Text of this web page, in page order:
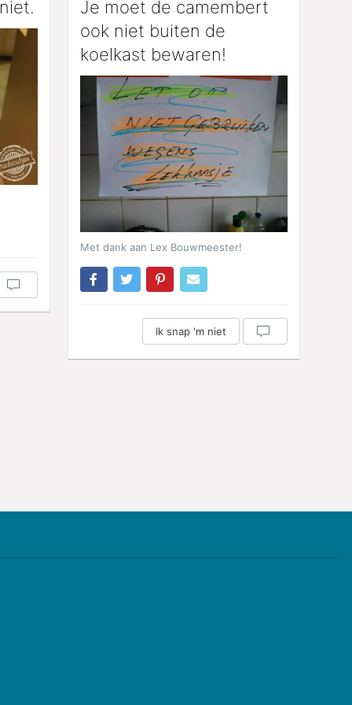
Je moet de camembert
ook niet buiten de
koelkast bewaren!
Met dank aan Lex Bouwmeester!
Ik snap 'm niet